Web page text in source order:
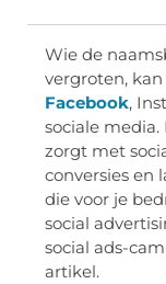
Wie de
vergroten,
Facebook,
sociale
zorgt met
conversies en
die voor je
social
social ads-
artikel.